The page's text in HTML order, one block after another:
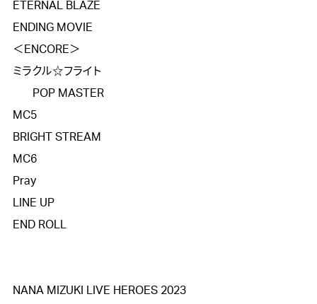
ETERNAL BLAZE
ENDING MOVIE
＜ENCORE＞
ミラクル☆フライト
POP MASTER
MC5
BRIGHT STREAM
MC6
Pray
LINE UP
END ROLL
NANA MIZUKI LIVE HEROES 2023